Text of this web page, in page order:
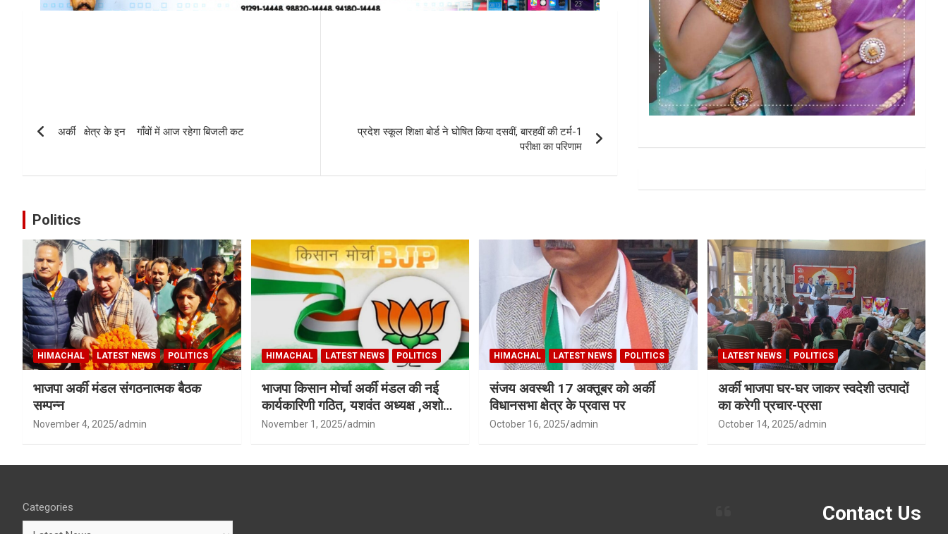
अर्की क्षेत्र के इन गाँवों में आज रहेगा बिजली कट
प्रदेश स्कूल शिक्षा बोर्ड ने घोषित किया दसवीं, बारहवीं की टर्म-1
परीक्षा का परिणाम
Politics
HIMACHAL LATEST NEWS POLITICS
भाजपा अर्की मंडल संगठनात्मक बैठक
सम्पन्न
November 4, 2025 admin
HIMACHAL LATEST NEWS POLITICS
भाजपा किसान मोर्चा अर्की मंडल की नई
कार्यकारिणी गठित, यशवंत अध्यक्ष ,अशोक
शर्मा बने उपाध्यक्ष
November 1, 2025 admin
HIMACHAL LATEST NEWS POLITICS
संजय अवस्थी 17 अक्तूबर को अर्की
विधानसभा क्षेत्र के प्रवास पर
October 16, 2025 admin
LATEST NEWS POLITICS
अर्की भाजपा घर-घर जाकर स्वदेशी उत्पादों
का करेगी प्रचार-प्रसा
October 14, 2025 admin
Categories Contact Us